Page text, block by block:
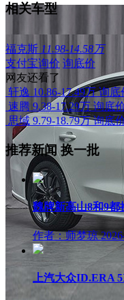
相关车型
福克斯 11.98-14.58万
支付宝询价 询底价
网友还看了
轩逸 10.86-17.49万 询底
速腾 9.38-17.29万 询底
思域 9.79-18.79万 询底
推荐新闻换一批
魏牌新高山8和9
作者：师梦琼
上汽大众ID.ERA